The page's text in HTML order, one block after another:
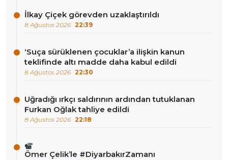
İlkay Çiçek görevden uzaklaştırıldı
8 Ağustos 2026 22:39
‘Suça sürüklenen çocuklar’a ilişkin kanun
teklifinde altı madde daha kabul edildi
8 Ağustos 2026 22:30
Uğradığı ırkçı saldırının ardından tutuklanan
Furkan Oğlak tahliye edildi
8 Ağustos 2026 22:18
Ömer Çelik’le #DiyarbakırZamanı